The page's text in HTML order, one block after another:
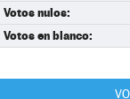
Votos nulos:
Votos en blanco: